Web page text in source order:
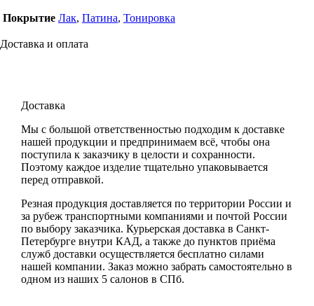
Покрытие Лак, Патина, Тонировка
Доставка и оплата
Доставка
Мы с большой ответственностью подходим к доставке
нашей продукции и предпринимаем всё, чтобы она
поступила к заказчику в целости и сохранности.
Поэтому каждое изделие тщательно упаковывается
перед отправкой.
Резная продукция доставляется по территории России и
за рубеж транспортными компаниями и почтой России
по выбору заказчика. Курьерская доставка в Санкт-
Петербурге внутри КАД, а также до пунктов приёма
служб доставки осуществляется бесплатно силами
нашей компании. Заказ можно забрать самостоятельно в
одном из наших 5 салонов в СПб.